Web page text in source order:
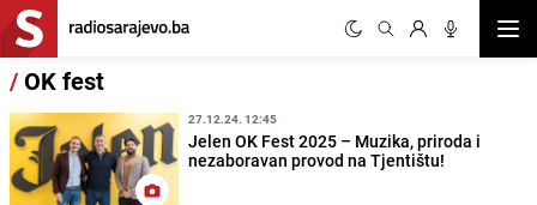
/OK fest
27.12.24. 12:45
Jelen OK Fest 2025 – Muzika, priroda i
nezaboravan provod na Tjentištu!